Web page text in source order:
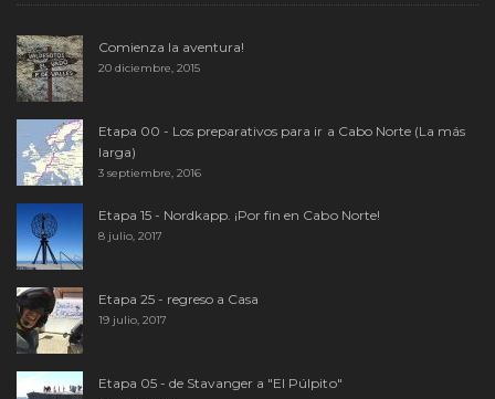
Comienza la aventura!
20 diciembre, 2015
Etapa 00 - Los preparativos para ir a Cabo Norte (La más
larga)
3 septiembre, 2016
Etapa 15 - Nordkapp. ¡Por fin en Cabo Norte!
8 julio, 2017
Etapa 25 - regreso a Casa
19 julio, 2017
Etapa 05 - de Stavanger a "El Púlpito"